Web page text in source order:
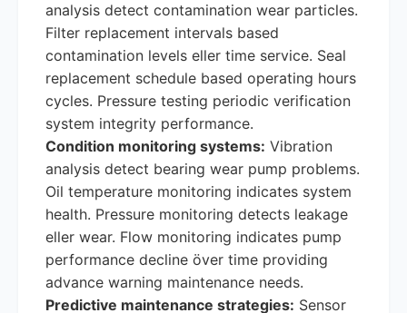
analysis detect contamination wear particles.
Filter replacement intervals based
contamination levels eller time service. Seal
replacement schedule based operating hours
cycles. Pressure testing periodic verification
system integrity performance.
Condition monitoring systems: Vibration
analysis detect bearing wear pump problems.
Oil temperature monitoring indicates system
health. Pressure monitoring detects leakage
eller wear. Flow monitoring indicates pump
performance decline över time providing
advance warning maintenance needs.
Predictive maintenance strategies: Sensor